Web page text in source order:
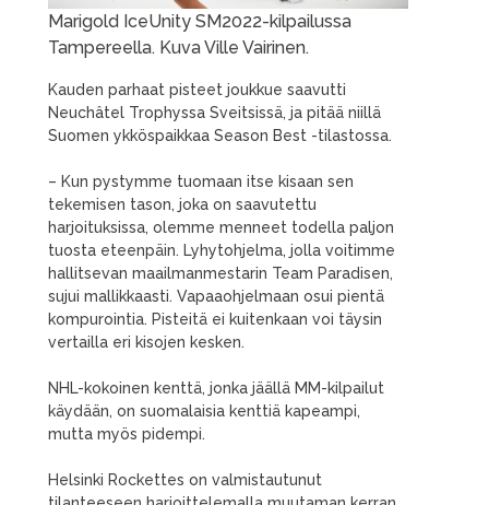
Marigold IceUnity SM2022-kilpailussa
Tampereella. Kuva Ville Vairinen.
Kauden parhaat pisteet joukkue saavutti
Neuchâtel Trophyssa Sveitsissä, ja pitää niillä
Suomen ykköspaikkaa Season Best -tilastossa.
– Kun pystymme tuomaan itse kisaan sen
tekemisen tason, joka on saavutettu
harjoituksissa, olemme menneet todella paljon
tuosta eteenpäin. Lyhytohjelma, jolla voitimme
hallitsevan maailmanmestarin Team Paradisen,
sujui mallikkaasti. Vapaaohjelmaan osui pientä
kompurointia. Pisteitä ei kuitenkaan voi täysin
vertailla eri kisojen kesken.
NHL-kokoinen kenttä, jonka jäällä MM-kilpailut
käydään, on suomalaisia kenttiä kapeampi,
mutta myös pidempi.
Helsinki Rockettes on valmistautunut